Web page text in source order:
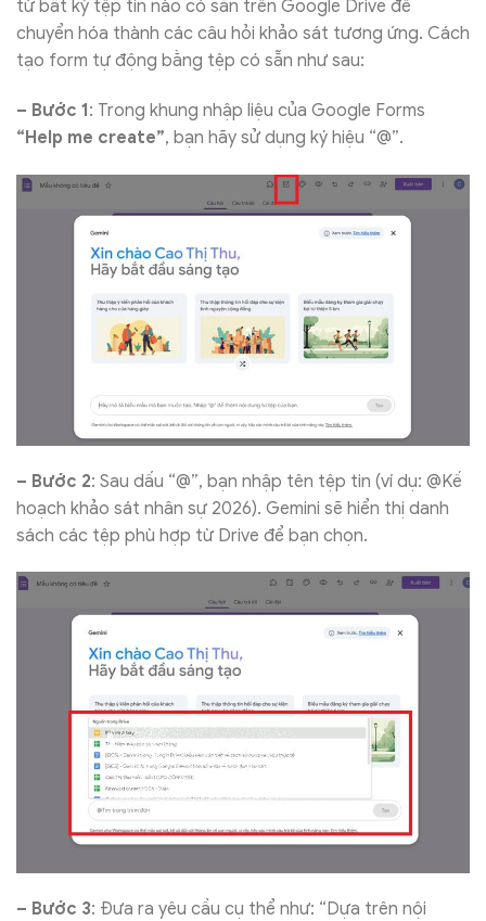
từ bất kỳ tệp tin nào có sẵn trên Google Drive để
chuyển hóa thành các câu hỏi khảo sát tương ứng. Cách
tạo form tự động bằng tệp có sẵn như sau:
– Bước 1: Trong khung nhập liệu của Google Forms
“Help me create”, bạn hãy sử dụng ký hiệu “@”.
– Bước 2: Sau dấu “@”, bạn nhập tên tệp tin (ví dụ: @Kế
hoạch khảo sát nhân sự 2026). Gemini sẽ hiển thị danh
sách các tệp phù hợp từ Drive để bạn chọn.
– Bước 3: Đưa ra yêu cầu cụ thể như: “Dựa trên nội